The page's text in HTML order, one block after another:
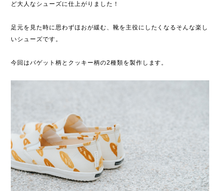
ど大人なシューズに仕上がりました！
足元を見た時に思わずほおが緩む、靴を主役にしたくなるそんな楽し
いシューズです。
今回はバゲット柄とクッキー柄の2種類を製作します。